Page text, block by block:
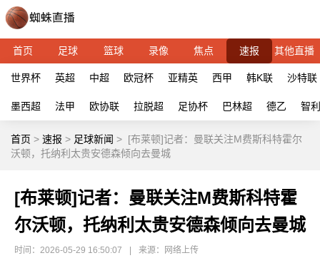
首页 足球 篮球 录像 焦点 速报 其他直播
世界杯 英超 中超 欧冠杯 亚精英 西甲 韩K联 沙特联
墨西超 法甲 欧协联 拉脱超 足协杯 巴林超 德乙 智
首页 > 速报 > 足球新闻 > [布莱顿]记者：曼联关注M费斯科特霍尔
沃顿，托纳利太贵安德森倾向去曼城
[布莱顿]记者：曼联关注M费斯科特霍
尔沃顿，托纳利太贵安德森倾向去曼城
时间：2026-05-29 16:50:07 来源：网络上传